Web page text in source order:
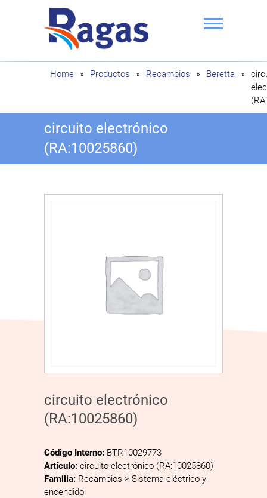
Ragas
Home » Productos » Recambios » Beretta »
circuito electrónico
(RA:10025860)
circuito electrónico
(RA:10025860)
Código Interno: BTR10029773
Artículo: circuito electrónico (RA:10025860)
Familia: Recambios > Sistema eléctrico y
encendido